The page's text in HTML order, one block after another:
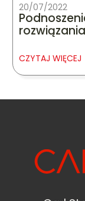
20/07/2022
CZYTAJ WIĘCEJ